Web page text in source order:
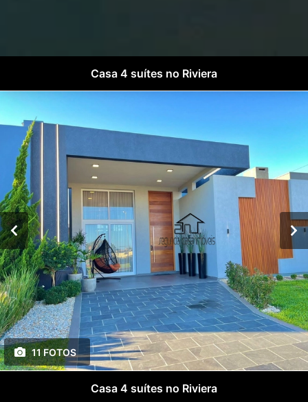
Casa 4 suítes no Riviera
11 FOTOS
Casa 4 suítes no Riviera